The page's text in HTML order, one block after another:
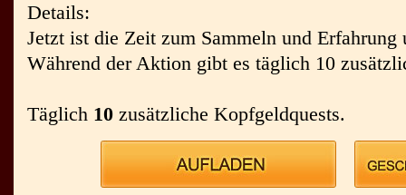
Details:
Jetzt ist die Zeit zum Sammeln und
Während der Aktion gibt es täglich 10
Täglich 10 zusätzliche Kopfgeldquests.